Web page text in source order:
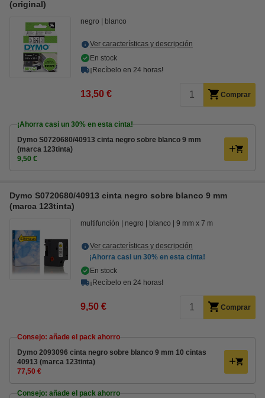
(original)
negro blanco
Ver características y descripción
En stock
¡Recíbelo en 24 horas!
13,50 € Comprar
¡Ahorra casi un 30% en esta cinta!
Dymo S0720680/40913 cinta negro sobre blanco 9 mm
(marca 123tinta)
9,50 €
Dymo S0720680/40913 cinta negro sobre blanco 9 mm
(marca 123tinta)
multifunción negro blanco 9 mm x 7 m
Ver características y descripción
¡Ahorra casi un 30% en esta cinta!
En stock
¡Recíbelo en 24 horas!
9,50 € Comprar
Consejo: añade el pack ahorro
Dymo 2093096 cinta negro sobre blanco 9 mm 10 cintas
40913 (marca 123tinta)
77,50 €
Consejo: añade el pack ahorro